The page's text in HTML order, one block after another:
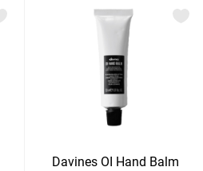
Davines OI Hand Balm